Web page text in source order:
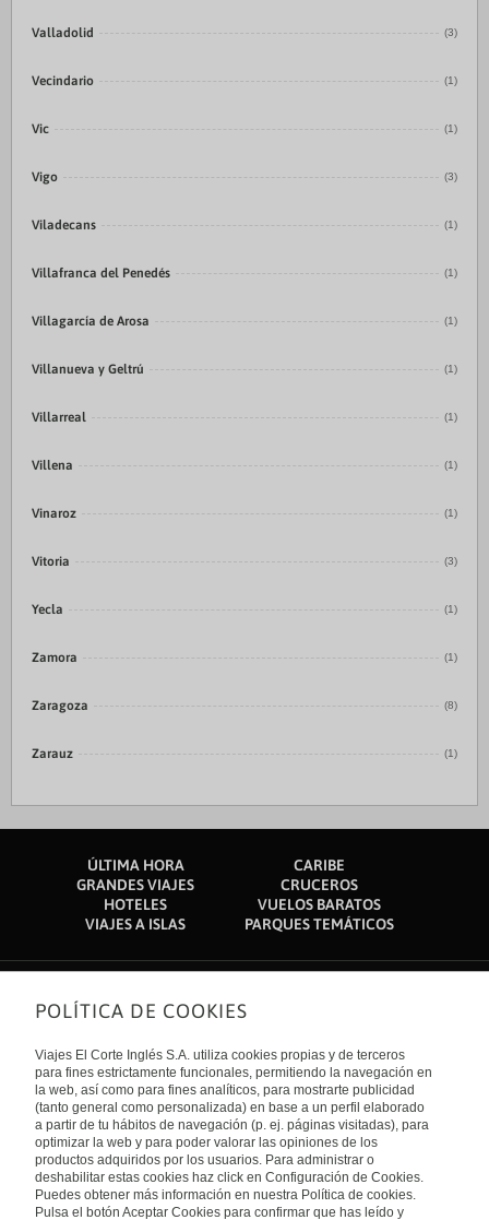
Valladolid (3)
Vecindario (1)
Vic (1)
Vigo (3)
Viladecans (1)
Villafranca del Penedés (1)
Villagarcía de Arosa (1)
Villanueva y Geltrú (1)
Villarreal (1)
Villena (1)
Vinaroz (1)
Vitoria (3)
Yecla (1)
Zamora (1)
Zaragoza (8)
Zarauz (1)
ÚLTIMA HORA
CARIBE
GRANDES VIAJES
CRUCEROS
HOTELES
VUELOS BARATOS
VIAJES A ISLAS
PARQUES TEMÁTICOS
Sobre nosotros
Quiénes somos
Financiación
Sostenibilidad
Turismo accesible
Tarjeta El Corte Inglés
Trabaja con nosotros
El Corte Inglés
Canal Ético
Enlaces de interés
Guías de viaje
Catálogos
Auto check-in
Condiciones Generales
Política de privacidad
Política de cookies
Accesibilidad
Internacional
España
POLÍTICA DE COOKIES
Viajes El Corte Inglés S.A. utiliza cookies propias y de terceros
para fines estrictamente funcionales, permitiendo la navegación en
la web, así como para fines analíticos, para mostrarte publicidad
(tanto general como personalizada) en base a un perfil elaborado
a partir de tu hábitos de navegación (p. ej. páginas visitadas), para
optimizar la web y para poder valorar las opiniones de los
productos adquiridos por los usuarios. Para administrar o
deshabilitar estas cookies haz click en Configuración de Cookies.
Puedes obtener más información en nuestra Política de cookies.
Pulsa el botón Aceptar Cookies para confirmar que has leído y